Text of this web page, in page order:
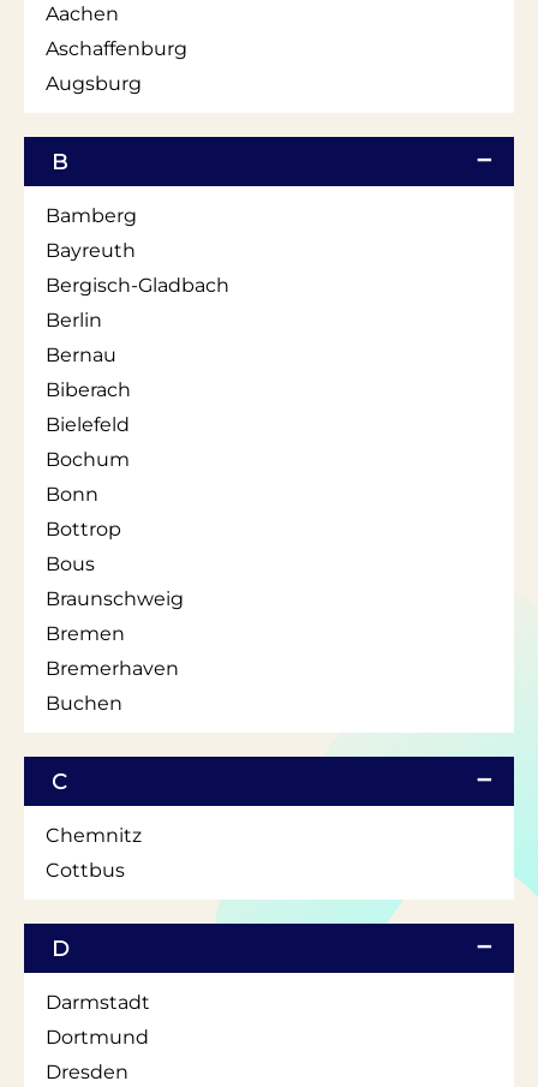
Aachen
Aschaffenburg
Augsburg
B
Bamberg
Bayreuth
Bergisch-Gladbach
Berlin
Bernau
Biberach
Bielefeld
Bochum
Bonn
Bottrop
Bous
Braunschweig
Bremen
Bremerhaven
Buchen
C
Chemnitz
Cottbus
D
Darmstadt
Dortmund
Dresden